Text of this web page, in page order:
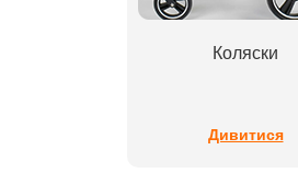
Коляски
Дивитися